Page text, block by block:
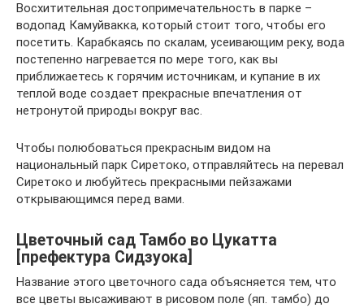
Восхитительная достопримечательность в парке –
водопад Камуйвакка, который стоит того, чтобы его
посетить. Карабкаясь по скалам, усеивающим реку, вода
постепенно нагревается по мере того, как вы
приближаетесь к горячим источникам, и купание в их
теплой воде создает прекрасные впечатления от
нетронутой природы вокруг вас.
Чтобы полюбоваться прекрасным видом на
национальный парк Сиретоко, отправляйтесь на перевал
Сиретоко и любуйтесь прекрасными пейзажами
открывающимся перед вами.
Цветочный сад Тамбо во Цукатта
[префектура Сидзуока]
Название этого цветочного сада объясняется тем, что
все цветы высаживают в рисовом поле (яп. тамбо) до